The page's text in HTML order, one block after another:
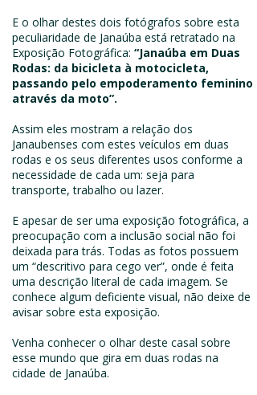
E o olhar destes dois fotógrafos sobre esta
peculiaridade de Janaúba está retratado na
Exposição Fotográfica: “Janaúba em Duas
Rodas: da bicicleta à motocicleta,
passando pelo empoderamento feminino
através da moto”.
Assim eles mostram a relação dos
Janaubenses com estes veículos em duas
rodas e os seus diferentes usos conforme a
necessidade de cada um: seja para
transporte, trabalho ou lazer.
E apesar de ser uma exposição fotográfica, a
preocupação com a inclusão social não foi
deixada para trás. Todas as fotos possuem
um “descritivo para cego ver”, onde é feita
uma descrição literal de cada imagem. Se
conhece algum deficiente visual, não deixe de
avisar sobre esta exposição.
Venha conhecer o olhar deste casal sobre
esse mundo que gira em duas rodas na
cidade de Janaúba.